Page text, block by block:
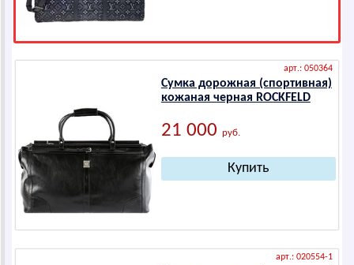
арт.: 050364
Сумка дорожная (спортивная)
кожаная черная ROCKFELD
21 000 руб.
арт.: 020554-1